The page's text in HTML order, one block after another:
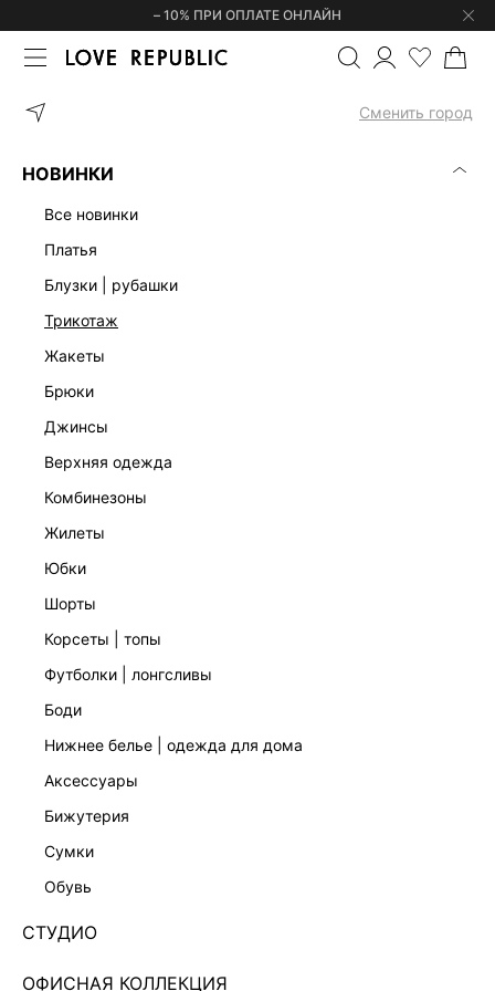
– 10% ПРИ ОПЛАТЕ ОНЛАЙН
Сменить город
НОВИНКИ
все новинки
платья
блузки | рубашки
трикотаж
жакеты
брюки
джинсы
верхняя одежда
комбинезоны
жилеты
юбки
шорты
корсеты | топы
футболки | лонгсливы
боди
нижнее белье | одежда для дома
аксессуары
бижутерия
сумки
обувь
СТУДИО
ОФИСНАЯ КОЛЛЕКЦИЯ
ГЛАВНАЯ БОДИ С ДЛИННЫМИ
Нет в наличии
ЦВЕТ:ГОЛУБОЙ